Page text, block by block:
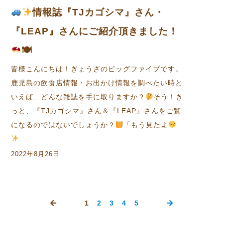
情報誌『TJカゴシマ』さん・
『LEAP』さんにご紹介頂きました！
🍽
皆様こんにちは！ぎょうざのビッグファイブです。
鹿児島の飲食店情報・お出かけ情報を調べたい時と
いえば…どんな雑誌を手に取りますか？
そう！き
っと、『TJカゴシマ』さん＆『LEAP』さんをご覧
になるのではないでしょうか？
「もう見たよ
2022年8月26日
1 2 3 4 5